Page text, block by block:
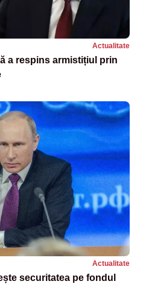
Actualitate
a respins armistițiul prin
Actualitate
securitatea pe fondul